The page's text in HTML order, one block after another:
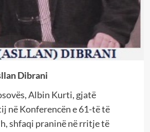
Dibrani
Albin Kurti, gjatë
në Konferencën e 61-të të
shfaqi praninë në rritje të